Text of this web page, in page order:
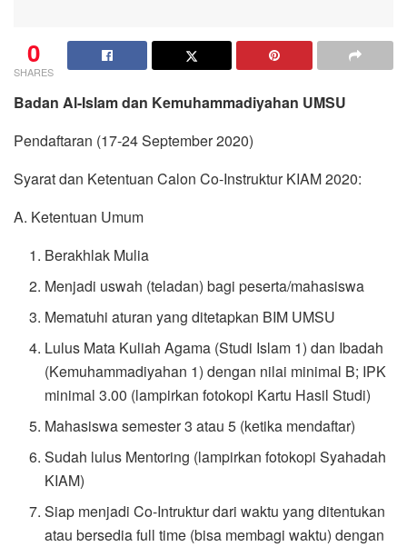
0
SHARES
Badan Al-Islam dan Kemuhammadiyahan UMSU
Pendaftaran (17-24 September 2020)
Syarat dan Ketentuan Calon Co-Instruktur KIAM 2020:
A. Ketentuan Umum
Berakhlak Mulia
Menjadi uswah (teladan) bagi peserta/mahasiswa
Mematuhi aturan yang ditetapkan BIM UMSU
Lulus Mata Kuliah Agama (Studi Islam 1) dan Ibadah
(Kemuhammadiyahan 1) dengan nilai minimal B; IPK
minimal 3.00 (lampirkan fotokopi Kartu Hasil Studi)
Mahasiswa semester 3 atau 5 (ketika mendaftar)
Sudah lulus Mentoring (lampirkan fotokopi Syahadah
KIAM)
Siap menjadi Co-Intruktur dari waktu yang ditentukan
atau bersedia full time (bisa membagi waktu) dengan